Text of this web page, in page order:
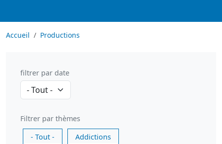
Accueil Productions
filtrer par date
Filtrer par thèmes
- Tout -
Addictions